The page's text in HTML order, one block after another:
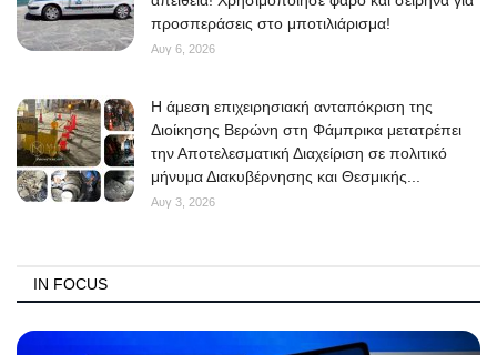
προσπεράσεις στο μποτιλιάρισμα!
Αυγ 6, 2026
Η άμεση επιχειρησιακή ανταπόκριση της
Διοίκησης Βερώνη στη Φάμπρικα μετατρέπει
την Αποτελεσματική Διαχείριση σε πολιτικό
μήνυμα Διακυβέρνησης και Θεσμικής...
Αυγ 3, 2026
IN FOCUS